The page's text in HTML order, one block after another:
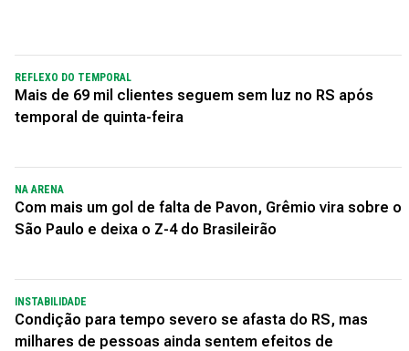
REFLEXO DO TEMPORAL
Mais de 69 mil clientes seguem sem luz no RS após
temporal de quinta-feira
NA ARENA
Com mais um gol de falta de Pavon, Grêmio vira sobre o
São Paulo e deixa o Z-4 do Brasileirão
INSTABILIDADE
Condição para tempo severo se afasta do RS, mas
milhares de pessoas ainda sentem efeitos de